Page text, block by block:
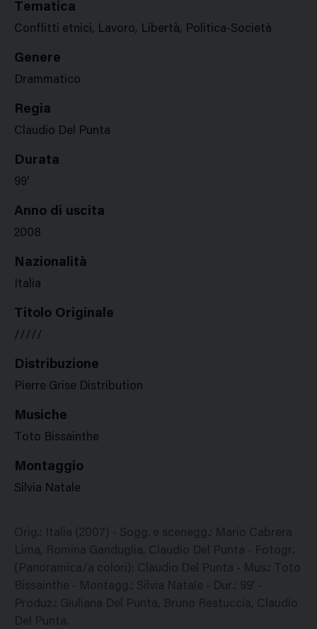
Tematica
Conflitti etnici, Lavoro, Libertà, Politica-Società
Genere
Drammatico
Regia
Claudio Del Punta
Durata
99'
Anno di uscita
2008
Nazionalità
Italia
Titolo Originale
/////
Distribuzione
Pierre Grise Distribution
Musiche
Toto Bissainthe
Montaggio
Silvia Natale
Orig.: Italia (2007) - Sogg. e scenegg.: Mario Cabrera
Lima, Romina Ganduglia, Claudio Del Punta - Fotogr.
(Panoramica/a colori): Claudio Del Punta - Mus.: Toto
Bissainthe - Montagg.: Silvia Natale - Dur.: 99' -
Produz.: Giuliana Del Punta, Bruno Restuccia, Claudio
Del Punta.